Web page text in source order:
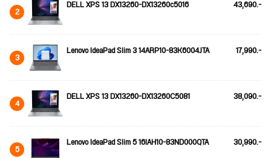
2 DELL XPS 13 DX13260-DX13260c5016 43,690.-
3 Lenovo IdeaPad Slim 3 14ARP10-83K6004JTA 17,990.-
4 DELL XPS 13 DX13260-DX13260C5081 38,090.-
5 Lenovo IdeaPad Slim 5 16IAH10-83ND000QTA 30,990.-